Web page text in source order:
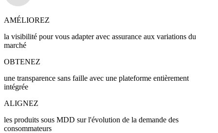
AMÉLIOREZ
la visibilité pour vous adapter avec assurance aux variations du
marché
OBTENEZ
une transparence sans faille avec une plateforme entièrement
intégrée
ALIGNEZ
les produits sous MDD sur l'évolution de la demande des
consommateurs